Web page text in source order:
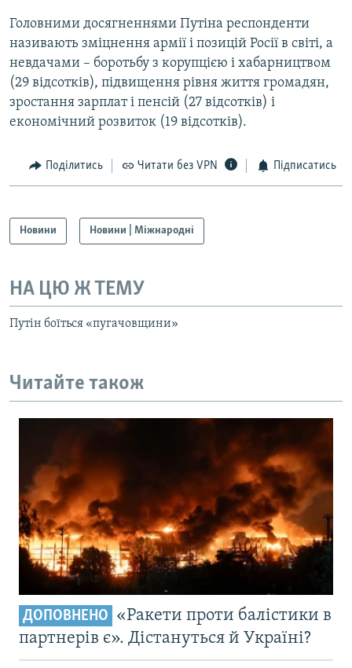
Головними досягненнями Путіна респонденти
називають зміцнення армії і позицій Росії в світі, а
невдачами – боротьбу з корупцією і хабарництвом
(29 відсотків), підвищення рівня життя громадян,
зростання зарплат і пенсій (27 відсотків) і
економічний розвиток (19 відсотків).
Поділитись Читати без VPN Підписатись
Новини Новини | Міжнародні
НА ЦЮ Ж ТЕМУ
Путін боїться «пугачовщини»
Читайте також
ДОПОВНЕНО «Ракети проти балістики в
партнерів є». Дістануться й Україні?